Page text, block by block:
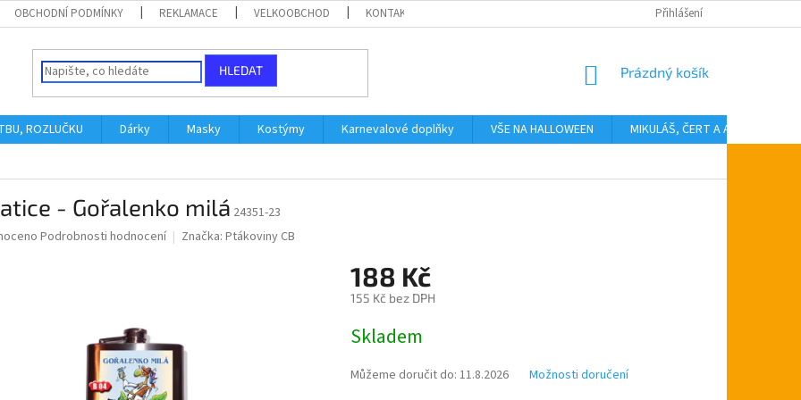
OBCHODNÍ PODMÍNKY REKLAMACE VELKOOBCHOD KONTAKTY Přihlášení
HLEDAT
NÁKUPNÍ
Prázdný košík
ROZLUČKU Dárky Masky Kostýmy Karnevalové doplňky VŠE NA HALLOWEEN MIKULÁŠ, ČERT A ANDĚL
- Gořalenko milá 24351-23
Podrobnosti hodnocení Značka: Ptákoviny CB
188 Kč
155 Kč bez DPH
cena:
Skladem
Můžeme doručit do: 11.8.2026 Možnosti doručení